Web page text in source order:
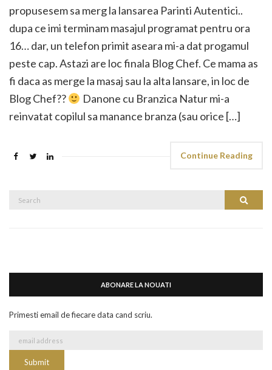
propusesem sa merg la lansarea Parinti Autentici..
dupa ce imi terminam masajul programat pentru ora
16… dar, un telefon primit aseara mi-a dat progamul
peste cap. Astazi are loc finala Blog Chef. Ce mama as
fi daca as merge la masaj sau la alta lansare, in loc de
Blog Chef??
Danone cu Branzica Natur mi-a
reinvatat copilul sa manance branza (sau orice […]
Continue Reading
Search
ABONARE LA NOUATI
Primesti email de fiecare data cand scriu.